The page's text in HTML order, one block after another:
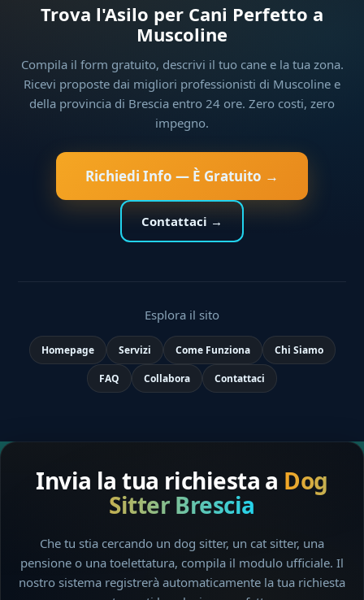
Trova l'Asilo per Cani Perfetto a
Muscoline
Compila il form gratuito, descrivi il tuo cane e la tua zona.
Ricevi proposte dai migliori professionisti di Muscoline e
della provincia di Brescia entro 24 ore. Zero costi, zero
impegno.
Richiedi Info — È Gratuito →
Contattaci →
Esplora il sito
Homepage Servizi Come Funziona Chi Siamo
FAQ Collabora Contattaci
Invia la tua richiesta a Dog
Sitter Brescia
Che tu stia cercando un dog sitter, un cat sitter, una
pensione o una toelettatura, compila il modulo ufficiale. Il
nostro sistema registrerà automaticamente la tua richiesta